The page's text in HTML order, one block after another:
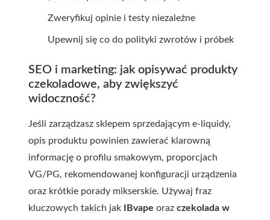
Zweryfikuj opinie i testy niezależne
Upewnij się co do polityki zwrotów i próbek
SEO i marketing: jak opisywać produkty
czekoladowe, aby zwiększyć
widoczność?
Jeśli zarządzasz sklepem sprzedającym e-liquidy,
opis produktu powinien zawierać klarowną
informację o profilu smakowym, proporcjach
VG/PG, rekomendowanej konfiguracji urządzenia
oraz krótkie porady mikserskie. Używaj fraz
kluczowych takich jak
IBvape oraz czekolada w